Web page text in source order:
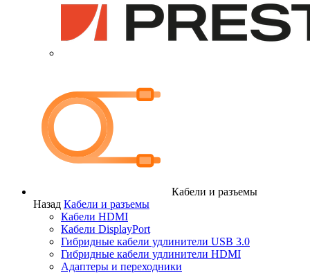
Кабели и разъемы
Назад Кабели и разъемы
Кабели HDMI
Кабели DisplayPort
Гибридные кабели удлинители USB 3.0
Гибридные кабели удлинители HDMI
Адаптеры и переходники